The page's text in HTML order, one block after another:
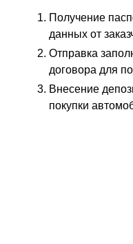
Получение
данных от
Отправка
договора для
Внесение
покупки